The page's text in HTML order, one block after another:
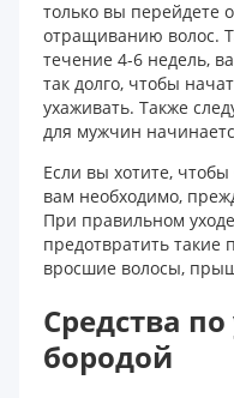
только вы перейдете
отращиванию волос.
течение 4-6 недель,
так долго, чтобы
ухаживать. Также
для мужчин
Если вы хотите,
вам необходимо,
При правильном
предотвратить такие
вросшие волосы,
Средства по
бородой